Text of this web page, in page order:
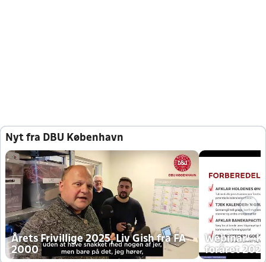
Nyt fra DBU København
Årets Frivillige 2025, Liv Gish fra FA
2000
Webinar -
foråret